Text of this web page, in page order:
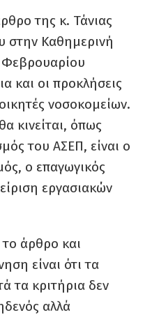
της κ. Τάνιας
στην Καθημερινή
Φεβρουαρίου
και οι προκλήσεις
νοσοκομείων.
κινείται, όπως
του ΑΣΕΠ, είναι ο
ο επαγωγικός
εργασιακών
άρθρο και
είναι ότι τα
τα κριτήρια δεν
αλλά